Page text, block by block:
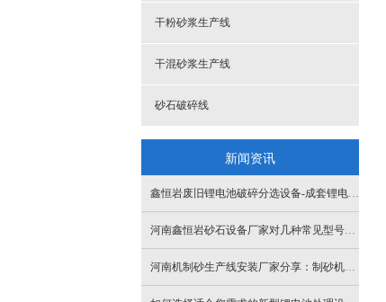
干粉砂浆生产线
干混砂浆生产线
砂石破碎线
新闻资讯
鑫恒岩废旧锂电池破碎分选设备-成套锂电池破碎生产线试运行现场
河南鑫恒岩砂石设备厂家对几种常见型号河卵石制砂机性价比的分析
河南机制砂生产线安装厂家分享：制砂机设备在建筑行业的应用前景如何